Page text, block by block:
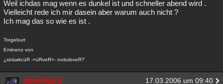
Weil ichdas mag wenn es dunkel ist und schneller abend wird .
Vielleicht rede ich mir dasein aber warum auch nicht ?
Ich mag das so wie es ist .
Totgeburt
Eminenz von
¿sträwkcüR -=üRveR=- noituloveR?
absimiljard 17.03.2006 um 09:40